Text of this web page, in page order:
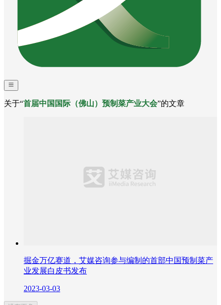
关于“首届中国国际（佛山）预制菜产业大会”的文章
掘金万亿赛道，艾媒咨询参与编制的首部中国预制菜产
业发展白皮书发布
2023-03-03